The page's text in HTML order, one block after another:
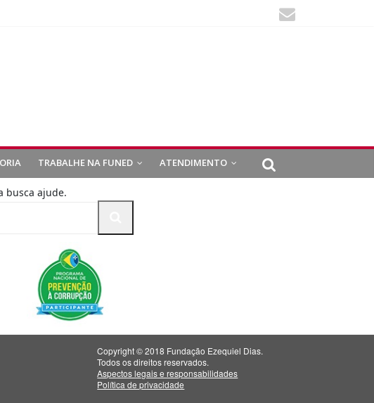
TRABALHE NA FUNED ATENDIMENTO
busca ajude.
Copyright © 2018 Fundação Ezequiel Dias.
Todos os direitos reservados.
Aspectos legais e responsabilidades
Política de privacidade